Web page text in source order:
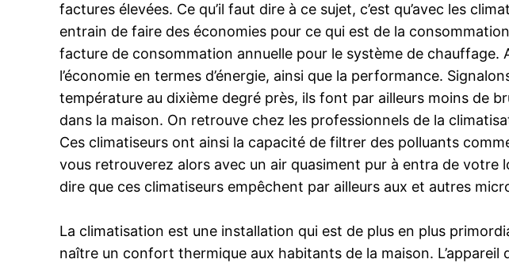
factures élevées. Ce qu’il faut dire à ce sujet, c’est qu’avec les
entrain de faire des économies pour ce qui est de la
facture de consommation annuelle pour le système de
l’économie en termes d’énergie, ainsi que la performance.
température au dixième degré près, ils font par ailleurs moins de
dans la maison. On retrouve chez les professionnels de la
Ces climatiseurs ont ainsi la capacité de filtrer des polluants
vous retrouverez alors avec un air quasiment pur à entra de votre
dire que ces climatiseurs empêchent par ailleurs aux et autres
La climatisation est une installation qui est de plus en plus
naître un confort thermique aux habitants de la maison.